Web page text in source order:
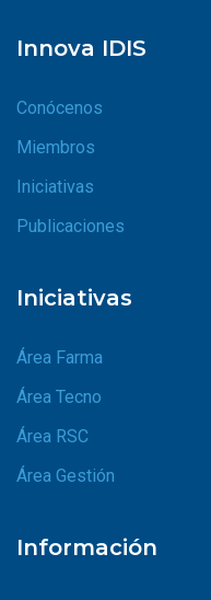
Innova IDIS
Conócenos
Miembros
Iniciativas
Publicaciones
Iniciativas
Área Farma
Área Tecno
Área RSC
Área Gestión
Información